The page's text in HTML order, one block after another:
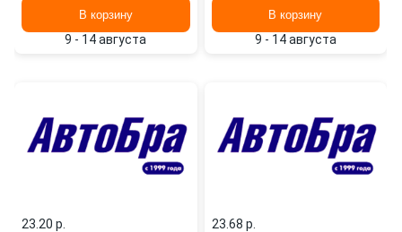
В корзину
9 - 14 августа
В корзину
9 - 14 августа
23.20 p.
23.68 p.